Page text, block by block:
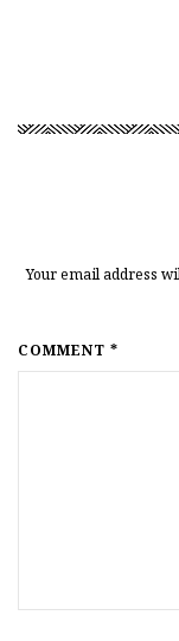
Your email address
COMMENT *